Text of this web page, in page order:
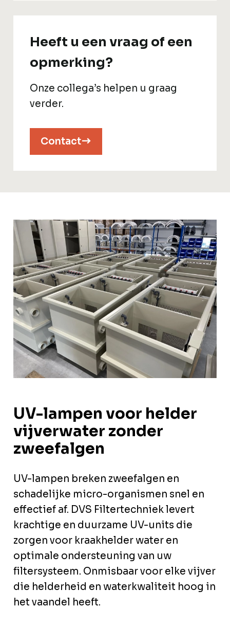
Heeft u een vraag of een
opmerking?
Onze collega’s helpen u graag
verder.
Contact
UV-lampen voor helder
vijverwater zonder
zweefalgen
UV-lampen breken zweefalgen en
schadelijke micro-organismen snel en
effectief af. DVS Filtertechniek levert
krachtige en duurzame UV-units die
zorgen voor kraakhelder water en
optimale ondersteuning van uw
filtersysteem. Onmisbaar voor elke vijver
die helderheid en waterkwaliteit hoog in
het vaandel heeft.